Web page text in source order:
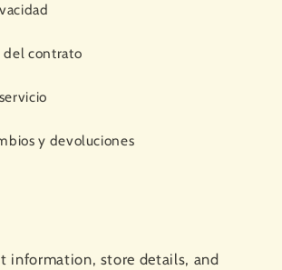
del contrato
y devoluciones
information, store details, and